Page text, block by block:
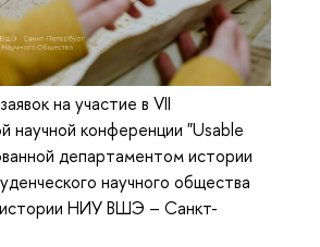
на участие в VII
научной конференции "Usable
департаментом истории
научного общества
НИУ ВШЭ – Санкт-